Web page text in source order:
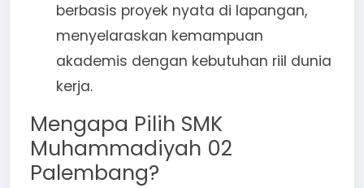
berbasis proyek nyata di lapangan,
menyelaraskan kemampuan
akademis dengan kebutuhan riil dunia
kerja.
Mengapa Pilih SMK
Muhammadiyah 02
Palembang?